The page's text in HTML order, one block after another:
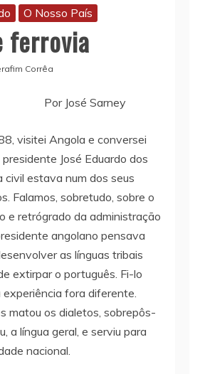
O Nosso País
ferrovia
Corrêa
Por José Sarney
visitei Angola e conversei
José Eduardo dos
civil estava num dos seus
Falamos, sobretudo, sobre o
e retrógrado da administração
angolano pensava
as línguas tribais
extirpar o português. Fi-lo
experiência fora diferente.
matou os dialetos, sobrepôs-
a língua geral, e serviu para
nacional.